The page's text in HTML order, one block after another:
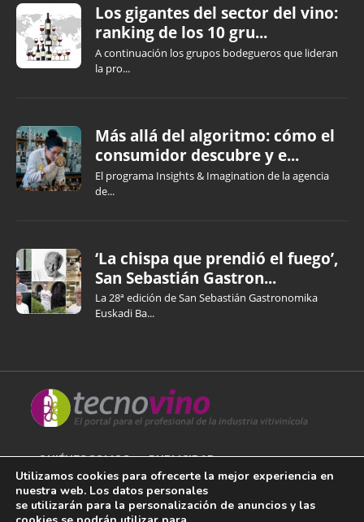
Los gigantes del sector del vino:
ranking de los 10 gru...
A continuación los grupos bodegueros que lideran
la pro...
Más allá del algoritmo: cómo el
consumidor descubre y e...
El programa Insights & Imagination de la agencia
de...
‘La chispa que prendió el fuego’,
San Sebastián Gastron...
La 28ª edición de San Sebastián Gastronomika
Euskadi Ba...
QUIÉNES SOMOS PUBLICIDAD
AVISO LEGAL
Utilizamos cookies para ofrecerte la mejor experiencia en
nuestra web. Los datos personales
se utilizarán para la personalización de anuncios y las